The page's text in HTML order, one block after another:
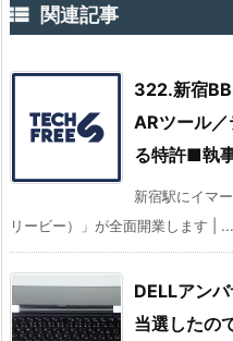
 関連記事
322.新宿
ARツール
る特許■執
新宿駅にイマ
リービー）」が全面開業します | ...
DELLアン
当選したの